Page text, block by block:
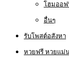
โฮมออ
อื่นๆ
รับโพสต์อสังหา
หวยฟรี หวยแม่